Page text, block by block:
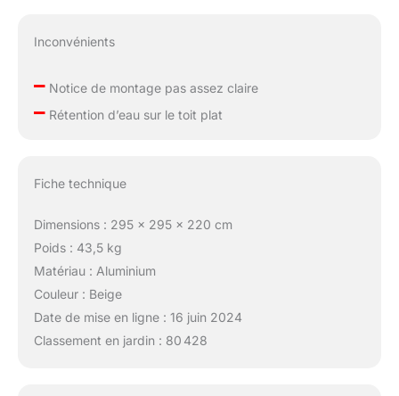
Inconvénients
–Notice de montage pas assez claire
–Rétention d’eau sur le toit plat
Fiche technique
Dimensions : 295 x 295 x 220 cm
Poids : 43,5 kg
Matériau : Aluminium
Couleur : Beige
Date de mise en ligne : 16 juin 2024
Classement en jardin : 80 428